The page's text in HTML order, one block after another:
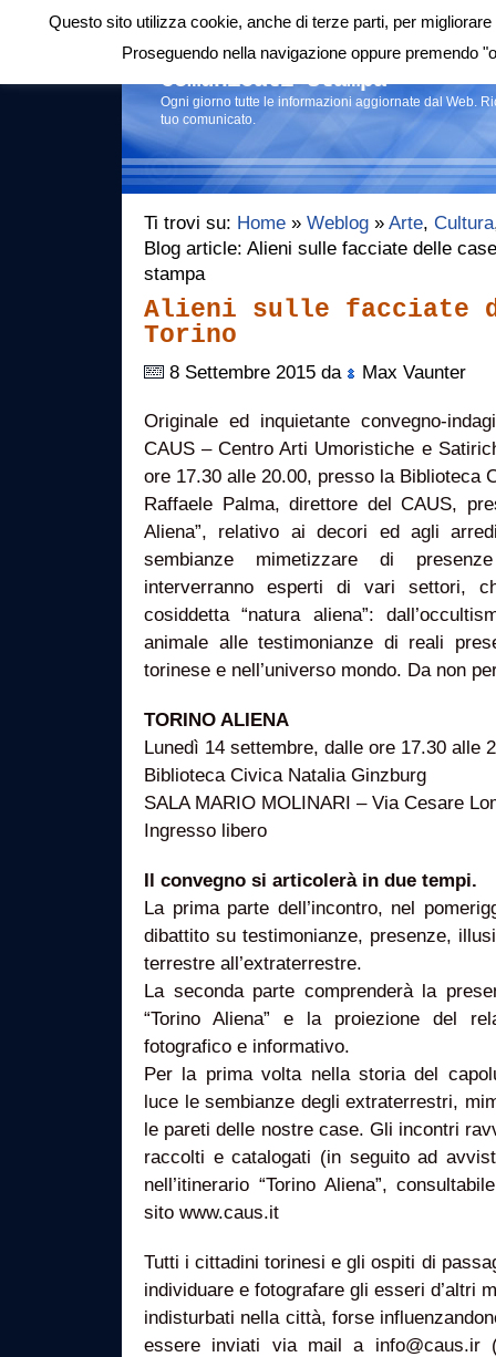
Login|RSS |
Comunicati stampa
Ogni giorno tutte le informazioni aggiornate dal Web.
tuo comunicato.
Ti trovi su: Home » Weblog » Arte, Cultura
Blog article: Alieni sulle facciate delle
stampa
Alieni sulle facciate
Torino
8 Settembre 2015 da Max Vaunter
Originale ed inquietante convegno-
CAUS – Centro Arti Umoristiche e
ore 17.30 alle 20.00, presso la Biblioteca
Raffaele Palma, direttore del CAUS,
Aliena”, relativo ai decori ed agli
sembianze mimetizzare di
interverranno esperti di vari settori,
cosiddetta “natura aliena”:
animale alle testimonianze di reali
torinese e nell’universo mondo. Da non
TORINO ALIENA
Lunedì 14 settembre, dalle ore 17.30 alle
Biblioteca Civica Natalia Ginzburg
SALA MARIO MOLINARI – Via Cesare
Ingresso libero
Il convegno si articolerà in due tempi.
La prima parte dell’incontro, nel
dibattito su testimonianze, presenze,
terrestre all’extraterrestre.
La seconda parte comprenderà la
“Torino Aliena” e la proiezione del
fotografico e informativo.
Per la prima volta nella storia del
luce le sembianze degli extraterrestri,
le pareti delle nostre case. Gli incontri
raccolti e catalogati (in seguito ad
nell’itinerario “Torino Aliena”,
sito www.caus.it
Tutti i cittadini torinesi e gli ospiti di
individuare e fotografare gli esseri d’altri
indisturbati nella città, forse
essere inviati via mail a info@caus.ir
Questo sito utilizza cookie, anche di terze parti, per
Proseguendo nella navigazione oppure premendo